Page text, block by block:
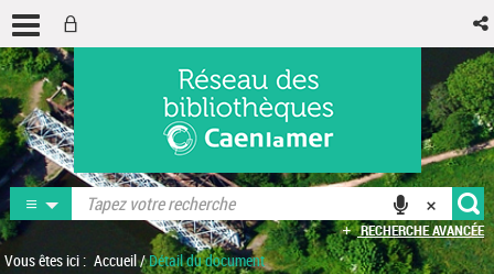
RECHERCHE AVANCÉE
Vous êtes ici : Accueil/Détail du document